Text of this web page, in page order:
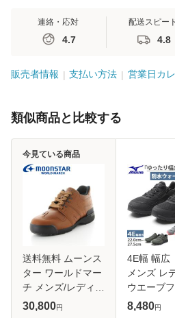
連絡・応対
4.7
配送スピー
4.8
販売者情報 支払い方法 営業日カ
類似商品と比較する
送料無料 ムーンス
ター ワールドマー
チ メンズ/レディー
ス ウォーキングシ
30,800円
今見ている商品
4E幅 幅広
メンズ レ
ウエーブ
イドWP
8,480円